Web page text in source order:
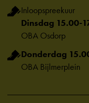
Inloopspreekuur
Dinsdag 15.00-
OBA Osdorp
Donderdag
OBA Bijlmerplein